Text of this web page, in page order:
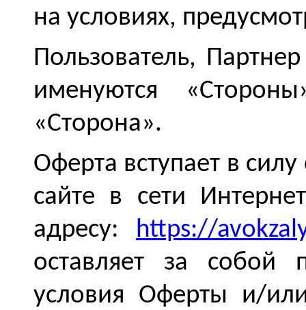
на условиях,
Пользователь,
именуются
«Сторона».
Оферта вступает в
сайте в сети
адресу: https://
оставляет за собой
условия Оферты и/